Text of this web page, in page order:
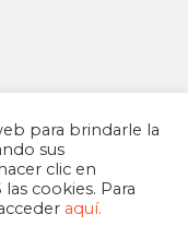
para brindarle la
sus
clic en
cookies. Para
aquí.